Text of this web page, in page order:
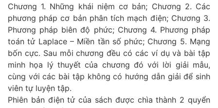
Chương 1. Những khái niệm cơ bản; Chương 2. Các
phương pháp cơ bản phân tích mạch điện; Chương 3.
Phương pháp biên độ phức; Chương 4. Phương pháp
toán tử Laplace – Miền tần số phức; Chương 5. Mạng
bốn cực. Sau mỗi chương đều có các ví dụ và bài tập
minh họa lý thuyết của chương đó với lời giải mẫu,
cùng với các bài tập không có hướng dẫn giải để sinh
viên tự luyện tập.
Phiên bản điện tử của sách được chìa thành 2 quyển